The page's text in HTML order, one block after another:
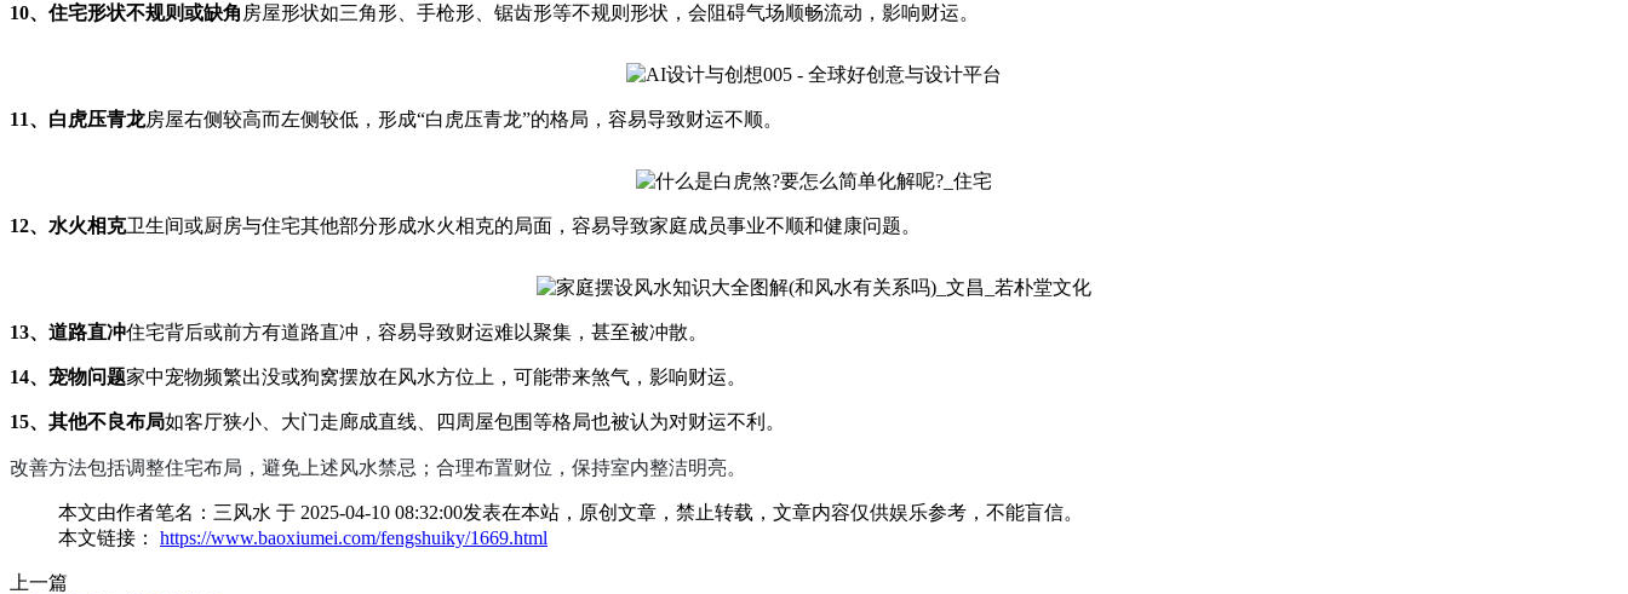
10、住宅形状不规则或缺角 房屋形状如三角形、手枪形、锯齿形等不规则形状，会阻碍气场顺畅流动，影响财运。
11、白虎压青龙房屋右侧较高而左侧较低，形成“白虎压青龙”的格局，容易导致财运不顺。
12、水火相克卫生间或厨房与住宅其他部分形成水火相克的局面，容易导致家庭成员事业不顺和健康问题。
13、道路直冲住宅背后或前方有道路直冲，容易导致财运难以聚集，甚至被冲散。
14、宠物问题家中宠物频繁出没或狗窝摆放在风水方位上，可能带来煞气，影响财运。
15、其他不良布局如客厅狭小、大门走廊成直线、四周屋包围等格局也被认为对财运不利。
改善方法包括调整住宅布局，避免上述风水禁忌；合理布置财位，保持室内整洁明亮。
本文由作者笔名：三风水 于 2025-04-10 08:32:00发表在本站，原创文章，禁止转载，文章内容仅供娱乐参考，不能盲信。
本文链接： https://www.baoxiumei.com/fengshuiky/1669.html
上一篇